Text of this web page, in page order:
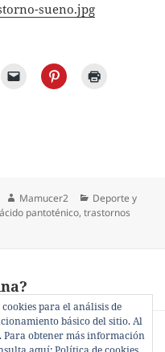
sueno.jpg
Autor
Mamucer2 Categorías
Deporte y
Etiquetas
ácido pantoténico,trastornos
para el análisis de
básico del sitio. Al
Para obtener más información